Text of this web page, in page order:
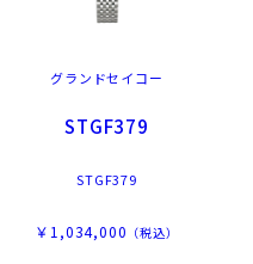
グランドセイコー
STGF379
STGF379
￥1,034,000 （税込）